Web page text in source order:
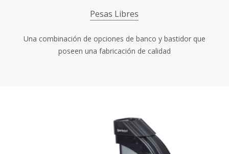
Pesas Libres
Una combinación de opciones de banco y bastidor que
poseen una fabricación de calidad